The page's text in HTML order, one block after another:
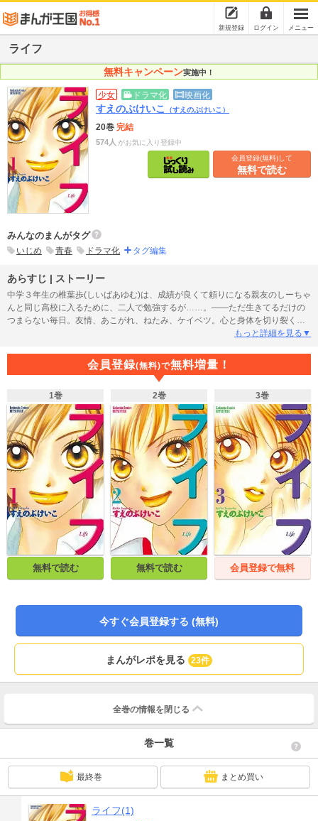
新規登録 ログイン メニュー
ライフ
無料キャンペーン実施中！
少女 ドラマ化 映画化
すえのぶけいこ （すえのぶけいこ）
20巻 完結
574人 がお気に入り登録中
会員登録(無料)して
無料で読む
みんなのまんがタグ
いじめ 青春 ドラマ化 タグ編集
あらすじ | ストーリー
中学３年生の椎葉歩(しいばあゆむ)は、成績が良くて頼りになる親友のしーちゃ
んと同じ高校に入るために、二人で勉強するが……。――ただ生きてるだけの
つまらない毎日。友情、あこがれ、ねたみ、ケイベツ。心と身体を切り裂く衝
もっと詳細を見る▼
会員登録(無料)で無料増量！
1巻
無料で読む
2巻
無料で読む
3巻
会員登録で無料
今すぐ会員登録する (無料)
まんがレポを見る 23件
全巻の情報を 閉じる
巻一覧
最終巻 まとめ買い
ライフ(1)